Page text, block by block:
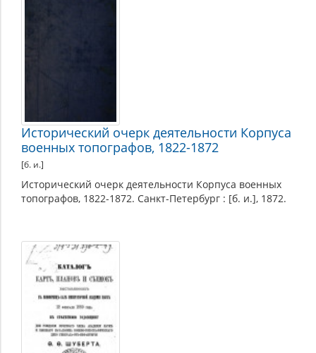
Исторический очерк деятельности Корпуса
военных топографов, 1822-1872
[б. и.]
Исторический очерк деятельности Корпуса военных
топографов, 1822-1872. Санкт-Петербург : [б. и.], 1872.